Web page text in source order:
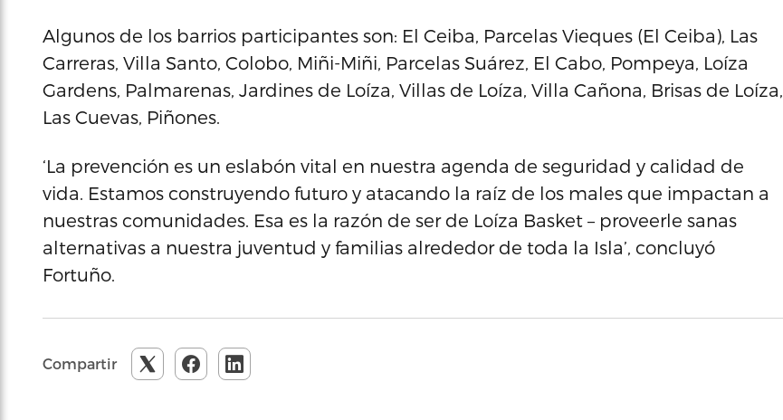
Algunos de los barrios participantes son: El Ceiba, Parcelas Vieques (El Ceiba), Las
Carreras, Villa Santo, Colobo, Miñi-Miñi, Parcelas Suárez, El Cabo, Pompeya, Loíza
Gardens, Palmarenas, Jardines de Loíza, Villas de Loíza, Villa Cañona, Brisas de Loíza,
Las Cuevas, Piñones.
‘La prevención es un eslabón vital en nuestra agenda de seguridad y calidad de
vida. Estamos construyendo futuro y atacando la raíz de los males que impactan a
nuestras comunidades. Esa es la razón de ser de Loíza Basket – proveerle sanas
alternativas a nuestra juventud y familias alrededor de toda la Isla’, concluyó
Fortuño.
Compartir